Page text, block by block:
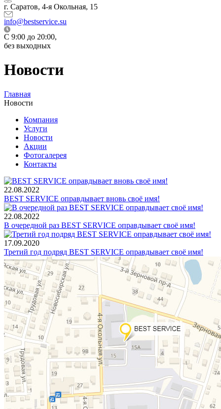
г. Саратов, 4-я Окольная, 15
info@bestservice.su
C 9:00 до 20:00,
без выходных
Новости
Главная
Новости
Компания
Услуги
Новости
Акции
Фотогалерея
Контакты
22.08.2022
BEST SERVICE оправдывает вновь своё имя!
22.08.2022
В очередной раз BEST SERVICE оправдывает своё имя!
17.09.2020
Третий год подряд BEST SERVICE оправдывает своё имя!